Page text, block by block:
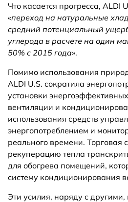
Что касается прогресса, ALDI
«переход на натуральные
средний потенциальный
углерода в расчете на один
50% с 2015 года».
Помимо использования
ALDI U.S. сократила
установки
вентиляции и
использования средств
энергопотреблением и
реального времени. Торговая
рекуперацию тепла
для обогрева помещений,
систему кондиционирования
Эти усилия, наряду с другими,